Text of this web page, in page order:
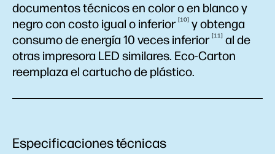
documentos técnicos en color o en blanco y
negro con costo igual o inferior 10
y obtenga
consumo de energía 10 veces inferior 11
al de
otras impresora LED similares. Eco-Carton
reemplaza el cartucho de plástico.
Especificaciones técnicas